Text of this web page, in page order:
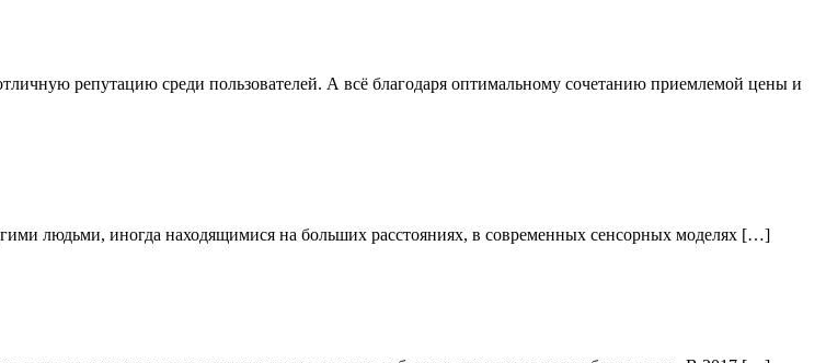
репутацию среди пользователей. А всё благодаря оптимальному сочетанию приемлемой цены и
людьми, иногда находящимися на больших расстояниях, в современных сенсорных моделях […]